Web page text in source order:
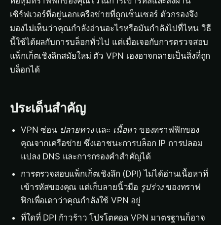
เซิร์ฟเวอร์ที่อยู่นอกเครือข่ายที่ถูกเซ็นเซอร์ ตัวกรองจึง
มองไม่เห็นว่าคุณกำลังอ่านอะไรหรือมันกำลังไปที่ไหน วิธี
นี้ใช้ได้ผลกับการบล็อกทั่วไป แต่เมื่อเจอกับการตรวจสอบ
แพ็กเก็ตเชิงลึกสมัยใหม่ ตัว VPN เองอาจกลายเป็นสิ่งที่ถูก
บล็อกได้
ประเด็นสำคัญ
VPN ซ่อน ปลายทางและ เนื้อหา ของทราฟฟิกของ
คุณจากเครือข่าย ซึ่งเอาชนะการบล็อก IP การปลอม
แปลง DNS และการกรองคำสำคัญได้
การตรวจสอบแพ็กเก็ตเชิงลึก (DPI) ไม่ได้อ่านเนื้อหาที่
เข้ารหัสของคุณ แต่เก็บลายนิ้วมือ รูปร่างของทราฟ
ฟิกเพื่อเดาว่าคุณกำลังใช้ VPN อยู่
ที่ใดที่ DPI ก้าวร้าว โปรโตคอล VPN มาตรฐานก็อาจ